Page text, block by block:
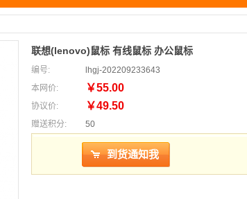
联想(lenovo)鼠标 有线鼠标 办公鼠标
编号:
lhgj-202209233643
本网价:
￥55.00
协议价: ￥49.50
赠送积分: 50